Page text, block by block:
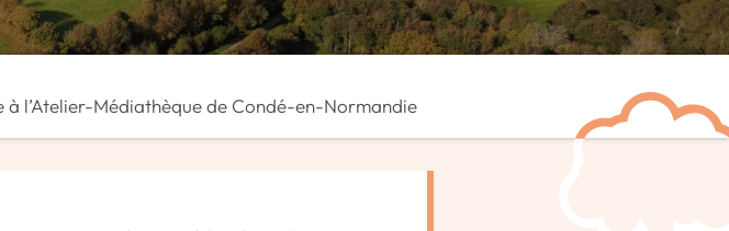
à l’Atelier-Médiathèque de Condé-en-Normandie